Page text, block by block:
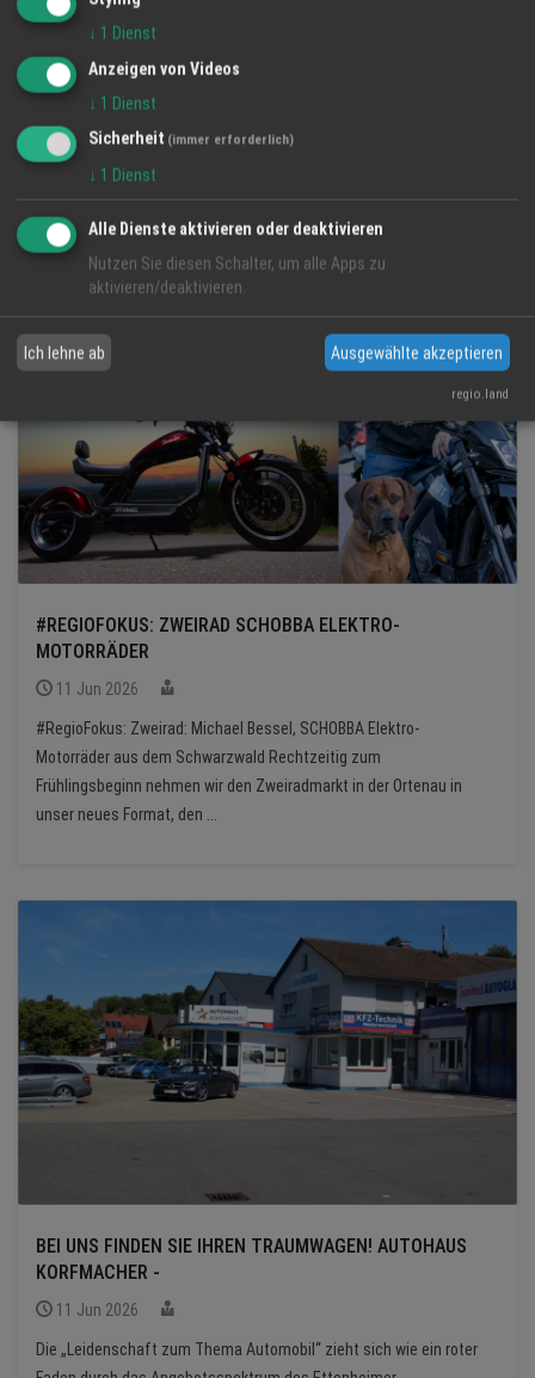
QUALITÄT UND SERVICE RUND UMS KFZ - OK CAR-
SERVICE BALTRUN MÜNCHWEIER
11 Jun 2026
Alle reden vom Sparen. Wir sprechen heute über Qualität und
Service rund ums KFZ Wir alle brauchen es meist täglich – unser
#REGIOFOKUS: ZWEIRAD SCHOBBA ELEKTRO-
MOTORRÄDER
11 Jun 2026
#RegioFokus: Zweirad: Michael Bessel, SCHOBBA Elektro-
Motorräder aus dem Schwarzwald Rechtzeitig zum
Frühlingsbeginn nehmen wir den Zweiradmarkt in der Ortenau in
unser neues Format, den ...
BEI UNS FINDEN SIE IHREN TRAUMWAGEN! AUTOHAUS
KORFMACHER -
11 Jun 2026
Die „Leidenschaft zum Thema Automobil“ zieht sich wie ein roter
↓ 1 Dienst
Anzeigen von Videos
↓ 1 Dienst
Sicherheit (immer erforderlich)
↓ 1 Dienst
Alle Dienste aktivieren oder deaktivieren
Nutzen Sie diesen Schalter, um alle Apps zu
aktivieren/deaktivieren.
Ich lehne ab Ausgewählte akzeptieren
regio.land